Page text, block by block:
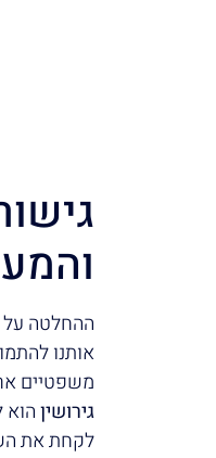
ההחלטה על
אותנו
משפטיים
גירושין
לקחת את